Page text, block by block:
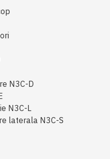
N3C-D
N3C-L
laterala N3C-S